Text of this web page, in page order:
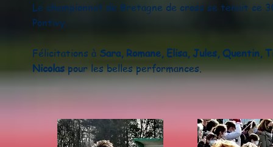
Le championnat de Bretagne de cross se tenait ce
Pontivy.
Félicitations à Sara, Romane, Elisa, Jules, Quentin,
Nicolas pour les belles performances.